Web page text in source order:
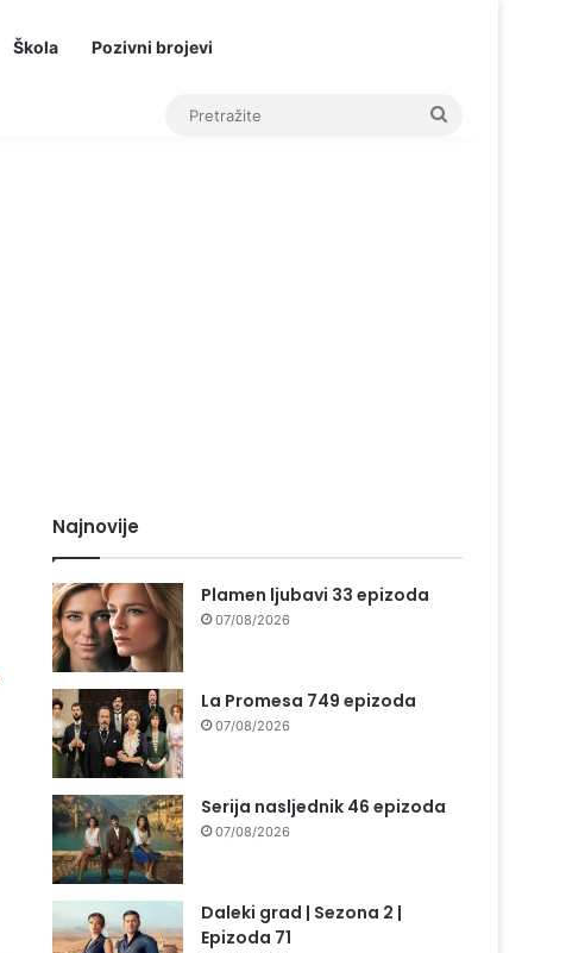
Škola Pozivni brojevi
Najnovije
Plamen ljubavi 33 epizoda
07/08/2026
La Promesa 749 epizoda
07/08/2026
Serija nasljednik 46 epizoda
07/08/2026
Daleki grad | Sezona 2 |
Epizoda 71